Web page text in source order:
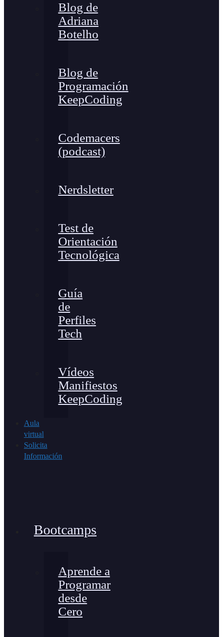
Blog de
Adriana
Botelho
Blog de
Programación
KeepCoding
Codemacers
(podcast)
Nerdsletter
Test de
Orientación
Tecnológica
Guía
de
Perfiles
Tech
Vídeos
Manifiestos
KeepCoding
Aula
virtual
Solicita
Información
Bootcamps
Aprende a
Programar
desde
Cero